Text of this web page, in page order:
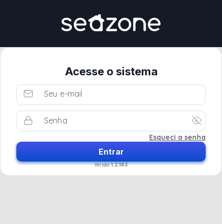
Acesse o sistema
Esqueci a senha
Entrar
Versão1.2.163